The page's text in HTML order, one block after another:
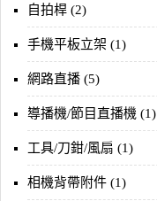
自拍桿 (2)
手機平板立架 (1)
網路直播 (5)
導播機/節目直播機 (1)
工具/刀鉗/風扇 (1)
相機背帶附件 (1)